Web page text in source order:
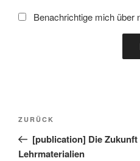
Benachrichtige mich über
Beitragsnavigation
Vorheriger
Beitrag
ZURÜCK
[publication] Die
Lehrmaterialien